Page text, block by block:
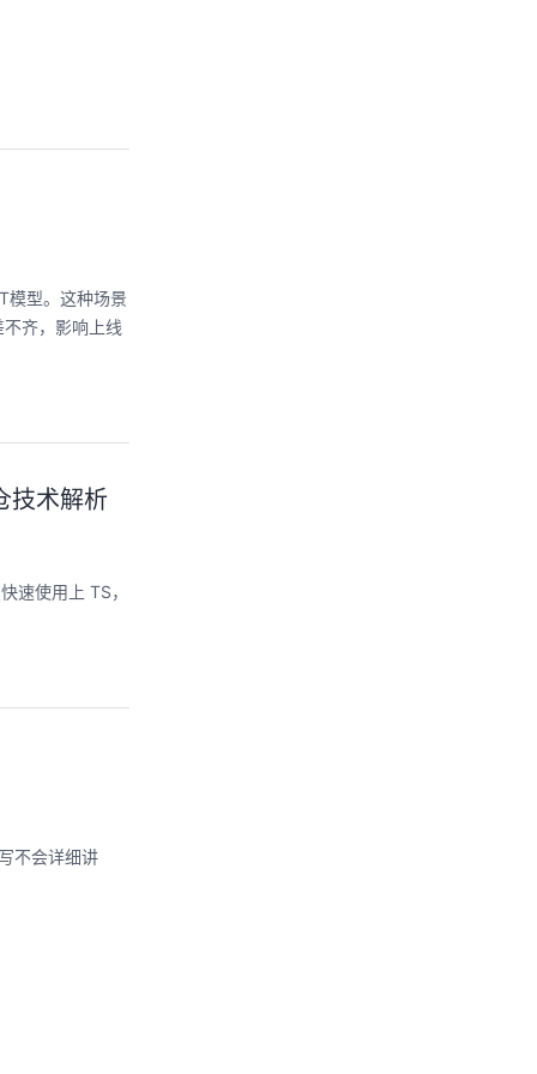
模型。这种场景
齐，影响上线
技术解析
速使用上 TS，
不会详细讲